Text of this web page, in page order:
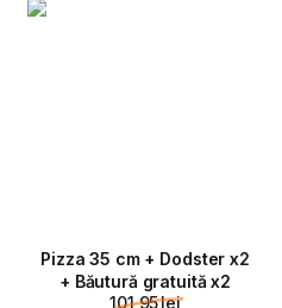
Pizza 35 cm + Dodster x2
+ Băutură gratuită x2
101,95 lei